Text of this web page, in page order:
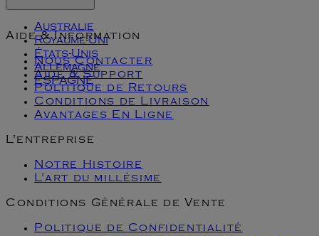
Australie
Royaume-Uni
États-Unis
Allemagne
ESPAGNE
Aide & Information
Nous Contacter
Aide & Support
Politique de Retours
Conditions de Livraison
Avantages En Ligne
L'entreprise
Notre Histoire
L'art du millésime
Conditions Générale de Vente
Politique de Confidentialité